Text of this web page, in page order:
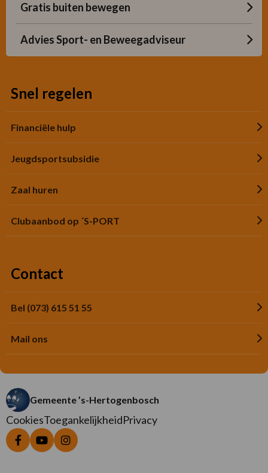
Gratis buiten bewegen
Advies Sport- en Beweegadviseur
Snel regelen
Financiële hulp
Jeugdsportsubsidie
Zaal huren
Clubaanbod op ´S-PORT
Contact
Bel (073) 615 51 55
Mail ons
Gemeente ’s-Hertogenbosch
CookiesToegankelijkheidPrivacy
Ga
Ga
Ga